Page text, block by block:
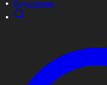
Видеоархив